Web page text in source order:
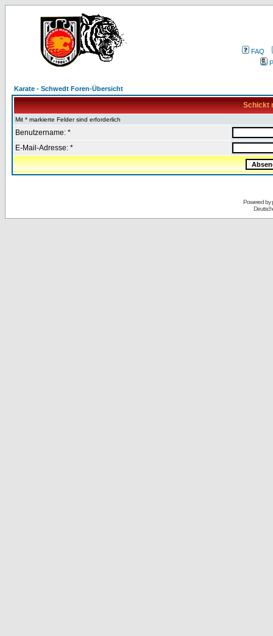
FAQ
Karate - Schwedt Foren-Übersicht
Schickt
Mit * markierte Felder sind erforderlich
Benutzername: *
E-Mail-Adresse: *
Powered by